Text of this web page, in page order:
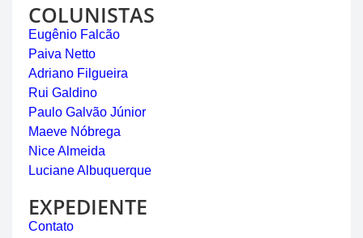
COLUNISTAS
Eugênio Falcão
Paiva Netto
Adriano Filgueira
Rui Galdino
Paulo Galvão Júnior
Maeve Nóbrega
Nice Almeida
Luciane Albuquerque
EXPEDIENTE
Contato